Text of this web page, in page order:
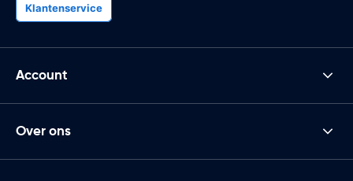
Klantenservice
Account
Over ons